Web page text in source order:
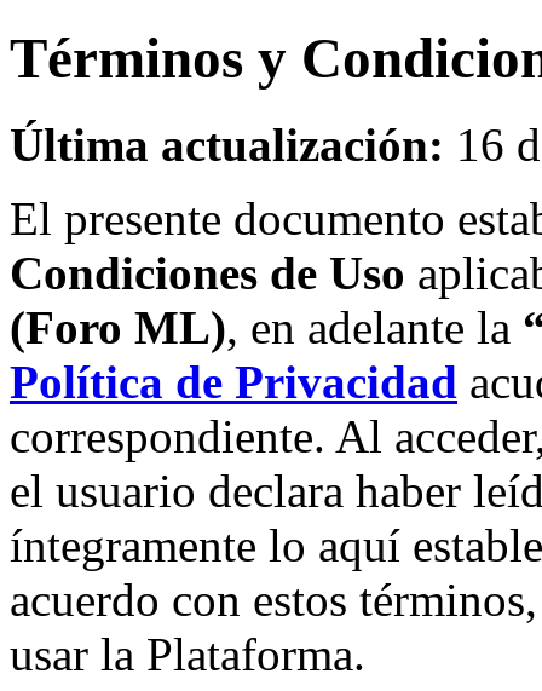
Términos y
Última actualización: 16
El presente documento
Condiciones de Uso
(Foro ML), en adelante la
Política de Privacidad
correspondiente. Al
el usuario declara haber
íntegramente lo aquí
acuerdo con estos
usar la Plataforma.